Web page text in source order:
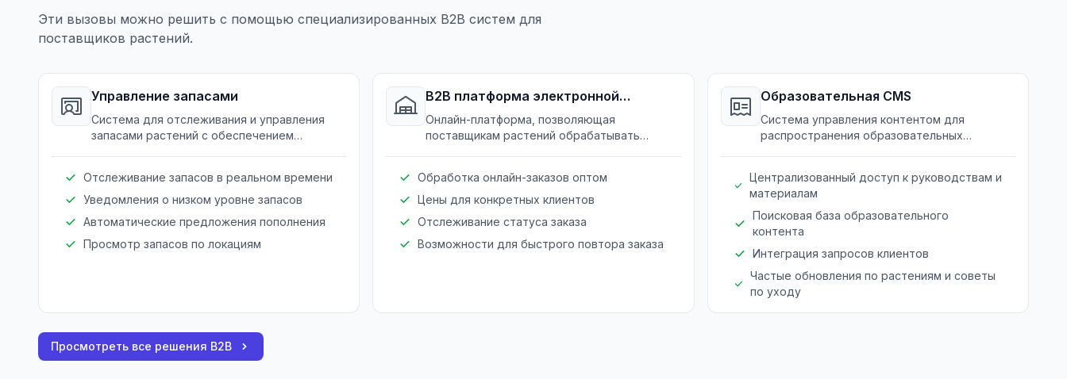
Эти вызовы можно решить с помощью специализированных B2B систем для
поставщиков растений.
Управление запасами
Система для отслеживания и управления
запасами растений с обеспечением
Отслеживание запасов в реальном времени
Уведомления о низком уровне запасов
Автоматические предложения пополнения
Просмотр запасов по локациям
B2B платформа электронной
коммерции
Онлайн-платформа, позволяющая
поставщикам растений обрабатывать
Обработка онлайн-заказов оптом
Цены для конкретных клиентов
Отслеживание статуса заказа
Возможности для быстрого повтора заказа
Образовательная CMS
Система управления контентом для
распространения образовательных
Централизованный доступ к руководствам и
материалам
Поисковая база образовательного
контента
Интеграция запросов клиентов
Частые обновления по растениям и советы
по уходу
Просмотреть все решения B2B